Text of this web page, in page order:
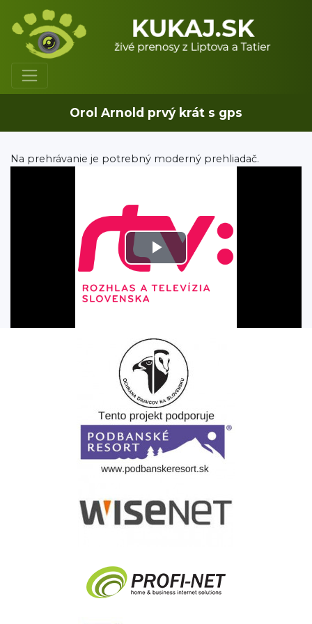
Orol Arnold prvý krát s gps
Na prehrávanie je potrebný moderný prehliadač.
Play
Video